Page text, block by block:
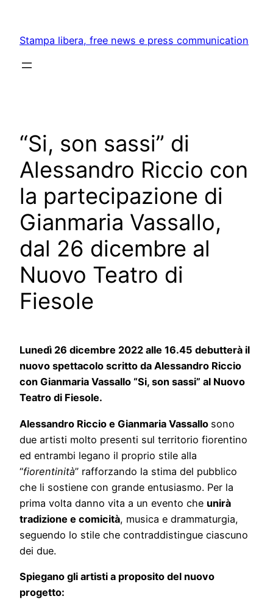
content
Stampa libera, free news e press communication
“Si, son sassi” di
Alessandro Riccio con
la partecipazione di
Gianmaria Vassallo,
dal 26 dicembre al
Nuovo Teatro di
Fiesole
Lunedì 26 dicembre 2022 alle 16.45 debutterà il
nuovo spettacolo scritto da Alessandro Riccio
con Gianmaria Vassallo “Si, son sassi” al Nuovo
Teatro di Fiesole.
Alessandro Riccio e Gianmaria Vassallo sono
due artisti molto presenti sul territorio fiorentino
ed entrambi legano il proprio stile alla
“fiorentinità” rafforzando la stima del pubblico
che li sostiene con grande entusiasmo. Per la
prima volta danno vita a un evento che unirà
tradizione e comicità, musica e drammaturgia,
seguendo lo stile che contraddistingue ciascuno
dei due.
Spiegano gli artisti a proposito del nuovo
progetto: